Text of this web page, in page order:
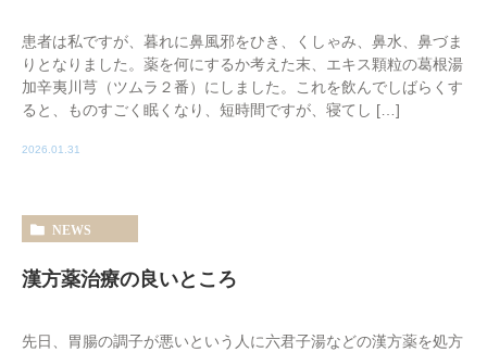
患者は私ですが、暮れに鼻風邪をひき、くしゃみ、鼻水、鼻づま
りとなりました。薬を何にするか考えた末、エキス顆粒の葛根湯
加辛夷川芎（ツムラ２番）にしました。これを飲んでしばらくす
ると、ものすごく眠くなり、短時間ですが、寝てし […]
2026.01.31
NEWS
漢方薬治療の良いところ
先日、胃腸の調子が悪いという人に六君子湯などの漢方薬を処方